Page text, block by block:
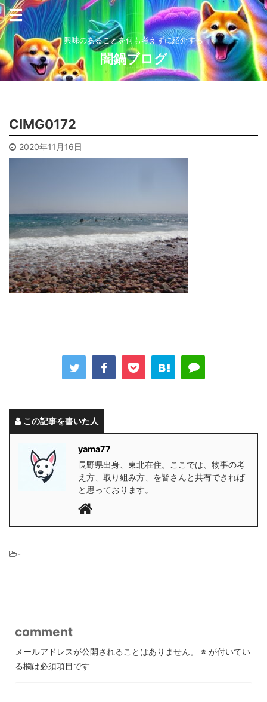
興味のあることを何も考えずに紹介する
闇鍋ブログ
CIMG0172
2020年11月16日
この記事を書いた人
yama77
長野県出身、東北在住。ここでは、物事の考
え方、取り組み方、を皆さんと共有できれば
と思っております。
-
comment
メールアドレスが公開されることはありません。 ※ が付いてい
る欄は必須項目です